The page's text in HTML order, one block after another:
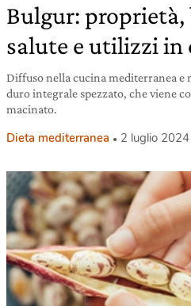
Bulgur: proprietà,
salute e utilizzi in
Diffuso nella cucina mediterranea
duro integrale spezzato, che viene
macinato.
Dieta mediterranea 2 luglio 2024